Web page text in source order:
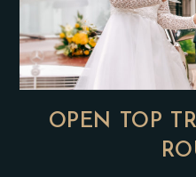
OPEN TOP